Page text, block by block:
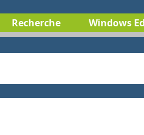
Recherche Windows